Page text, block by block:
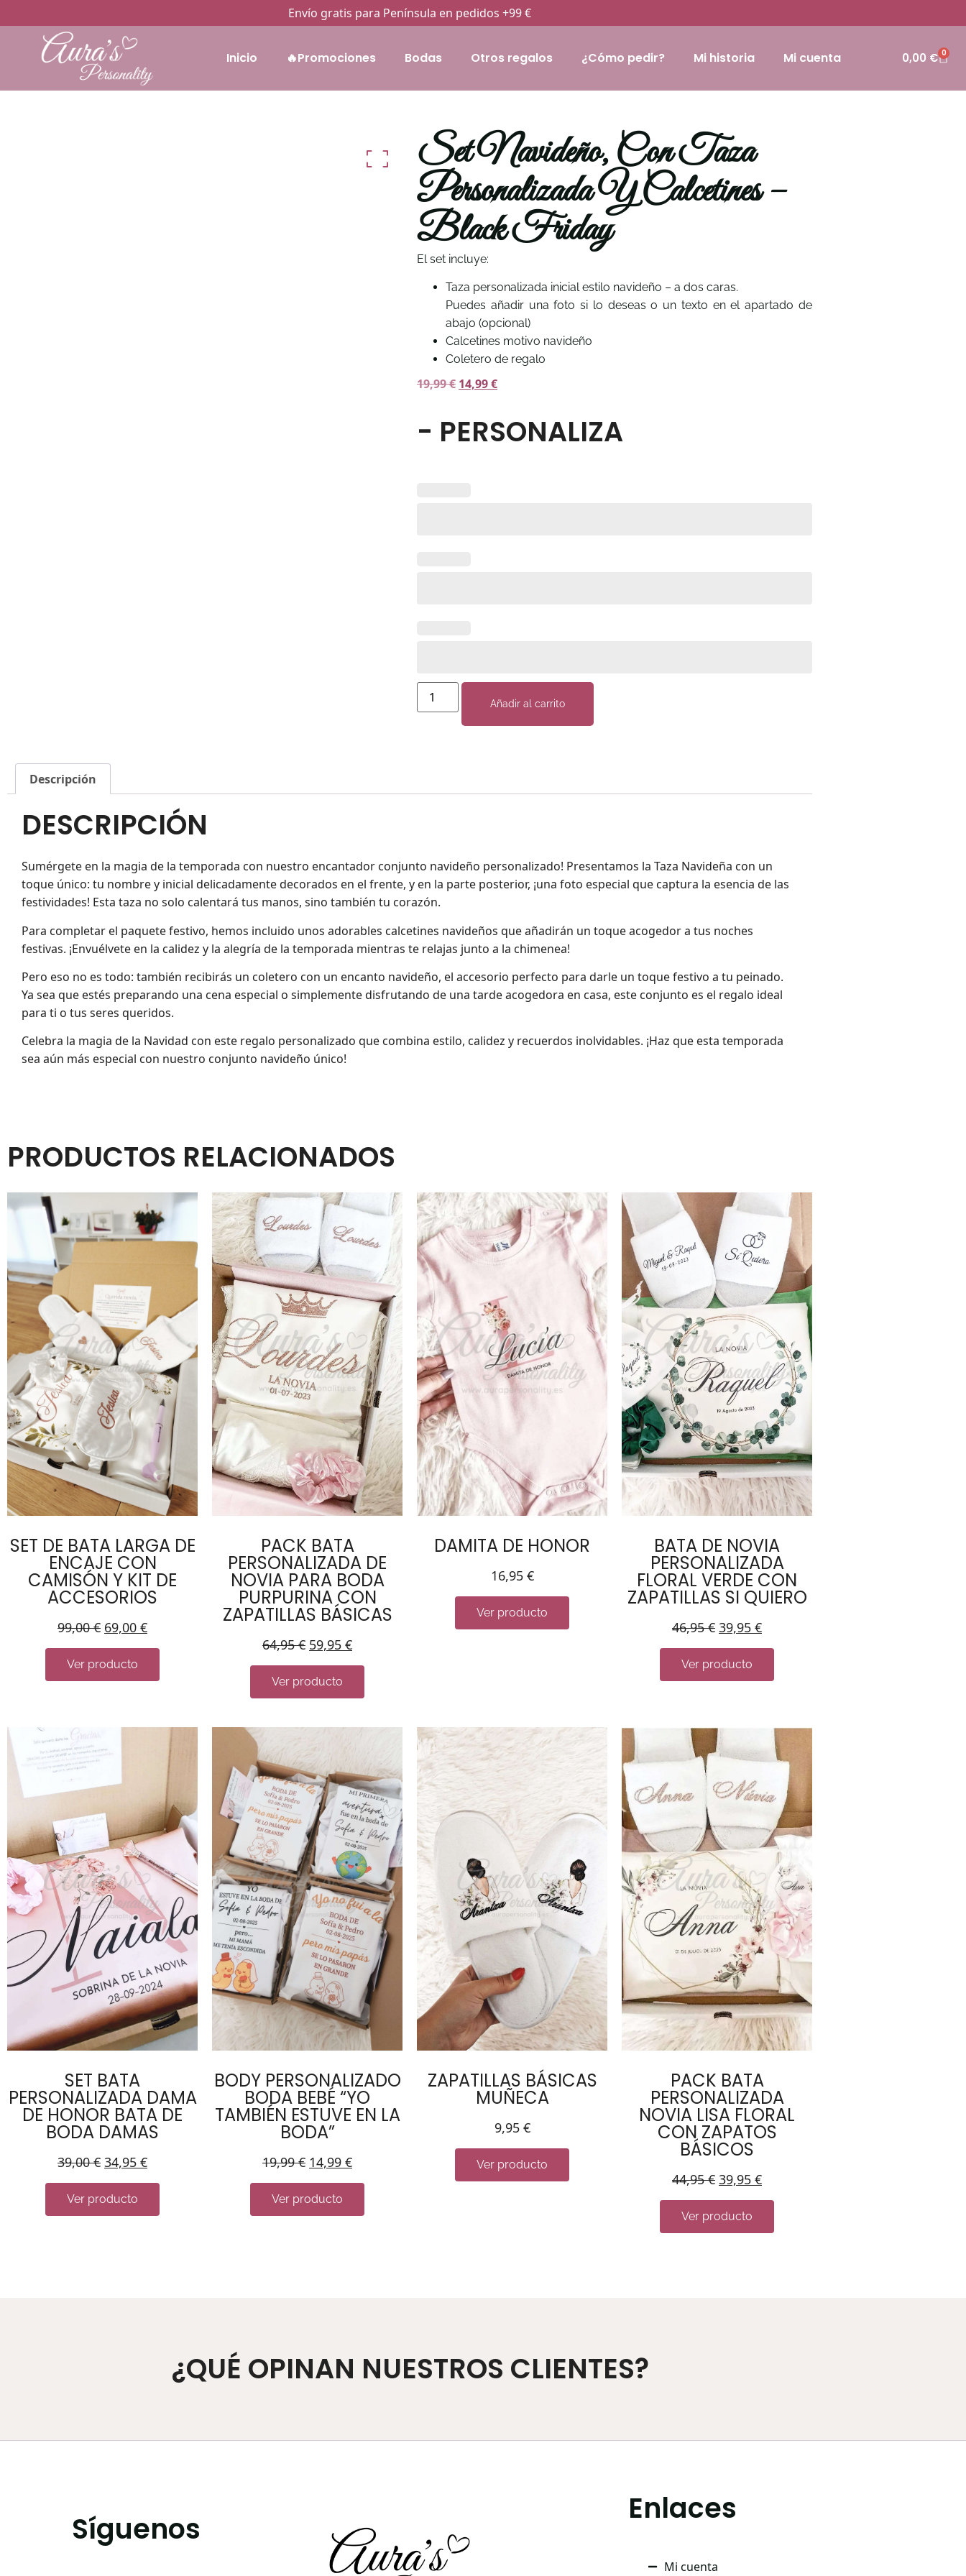
Envío gratis para Península en pedidos +99 €
Inicio 🔥Promociones Bodas Otros regalos ¿Cómo pedir? Mi historia Mi cuenta 0,00 € 0
Set Navideño, Con Taza
Personalizada Y Calcetines –
Black Friday
El set incluye:
Taza personalizada inicial estilo navideño – a dos caras.
Puedes añadir una foto si lo deseas o un texto en el apartado de
abajo (opcional)
Calcetines motivo navideño
Coletero de regalo
19,99€ 14,99€
- PERSONALIZA
Añadir al carrito
Descripción
DESCRIPCIÓN
Sumérgete en la magia de la temporada con nuestro encantador conjunto navideño personalizado! Presentamos la Taza Navideña con un
toque único: tu nombre y inicial delicadamente decorados en el frente, y en la parte posterior, ¡una foto especial que captura la esencia de las
festividades! Esta taza no solo calentará tus manos, sino también tu corazón.
Para completar el paquete festivo, hemos incluido unos adorables calcetines navideños que añadirán un toque acogedor a tus noches
festivas. ¡Envuélvete en la calidez y la alegría de la temporada mientras te relajas junto a la chimenea!
Pero eso no es todo: también recibirás un coletero con un encanto navideño, el accesorio perfecto para darle un toque festivo a tu peinado.
Ya sea que estés preparando una cena especial o simplemente disfrutando de una tarde acogedora en casa, este conjunto es el regalo ideal
para ti o tus seres queridos.
Celebra la magia de la Navidad con este regalo personalizado que combina estilo, calidez y recuerdos inolvidables. ¡Haz que esta temporada
sea aún más especial con nuestro conjunto navideño único!
PRODUCTOS RELACIONADOS
SET DE BATA LARGA DE
ENCAJE CON
CAMISÓN Y KIT DE
ACCESORIOS
99,00€ 69,00 €
Ver producto
PACK BATA
PERSONALIZADA DE
NOVIA PARA BODA
PURPURINA CON
ZAPATILLAS BÁSICAS
64,95€ 59,95 €
Ver producto
DAMITA DE HONOR
16,95 €
Ver producto
BATA DE NOVIA
PERSONALIZADA
FLORAL VERDE CON
ZAPATILLAS SI QUIERO
46,95€ 39,95 €
Ver producto
SET BATA
PERSONALIZADA DAMA
DE HONOR BATA DE
BODA DAMAS
39,00€ 34,95 €
Ver producto
BODY PERSONALIZADO
BODA BEBÉ “YO
TAMBIÉN ESTUVE EN LA
BODA”
19,99€ 14,99 €
Ver producto
ZAPATILLAS BÁSICAS
MUÑECA
9,95 €
Ver producto
PACK BATA
PERSONALIZADA
NOVIA LISA FLORAL
CON ZAPATOS
BÁSICOS
44,95€ 39,95 €
Ver producto
¿QUÉ OPINAN NUESTROS CLIENTES?
Síguenos
Enlaces
Mi cuenta